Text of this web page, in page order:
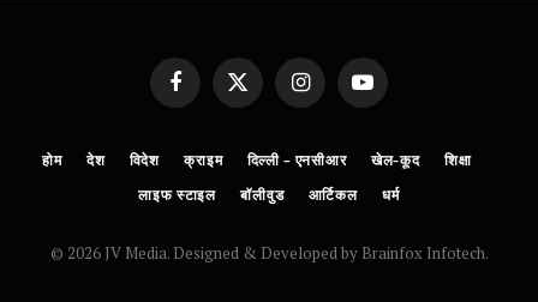
FacebookX
(Twitter)
InstagramYouTube
होम देश विदेश क्राइम दिल्ली – एनसीआर खेल-कूद शिक्षा
लाइफ स्टाइल बॉलीवुड आर्टिकल धर्म
© 2026 JV Media. Designed & Developed by Brainfox Infotech.